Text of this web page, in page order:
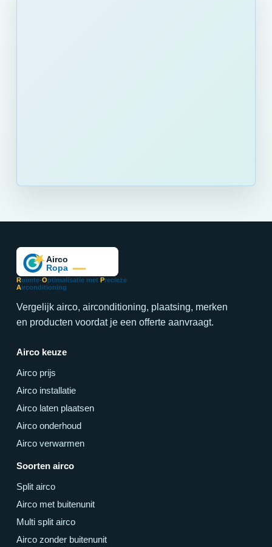
Ruimte-Optimalisatie met Precieze
Airconditioning
Vergelijk airco, airconditioning, plaatsing, merken
en producten voordat je een offerte aanvraagt.
Airco keuze
Airco prijs
Airco installatie
Airco laten plaatsen
Airco onderhoud
Airco verwarmen
Soorten airco
Split airco
Airco met buitenunit
Multi split airco
Airco zonder buitenunit